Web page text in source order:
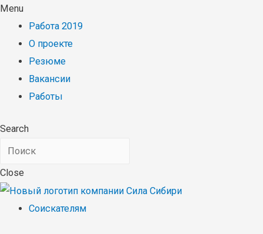
Menu
Работа 2019
О проекте
Резюме
Вакансии
Работы
Search
Close
Соискателям